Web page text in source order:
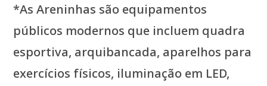
*As Areninhas são equipamentos
públicos modernos que incluem quadra
esportiva, arquibancada, aparelhos para
exercícios físicos, iluminação em LED,